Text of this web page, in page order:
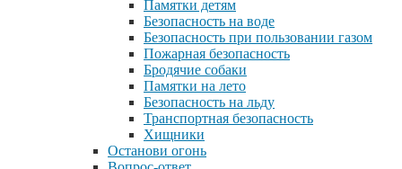
Памятки детям
Безопасность на воде
Безопасность при пользовании газом
Пожарная безопасность
Бродячие собаки
Памятки на лето
Безопасность на льду
Транспортная безопасность
Хищники
Останови огонь